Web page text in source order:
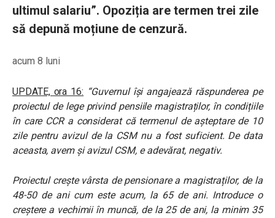
ultimul salariu”. Opoziția are termen trei zile
să depună moțiune de cenzură.
acum 8 luni
UPDATE, ora 16: “Guvernul își angajează răspunderea pe
proiectul de lege privind pensiile magistraților, în condițiile
în care CCR a considerat că termenul de așteptare de 10
zile pentru avizul de la CSM nu a fost suficient. De data
aceasta, avem și avizul CSM, e adevărat, negativ.
Proiectul crește vârsta de pensionare a magistraților, de la
48-50 de ani cum este acum, la 65 de ani. Introduce o
creștere a vechimii în muncă, de la 25 de ani, la minim 35